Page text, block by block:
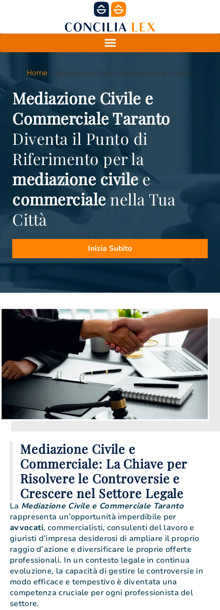
Home » Mediazione Civile e Commerciale Taranto
Mediazione Civile e
Commerciale Taranto
Diventa il Punto di
Riferimento per la
mediazione civilee
commercialenella Tua
Città
Inizia Subito
Mediazione Civile e
Commerciale: La Chiave per
Risolvere le Controversie e
Crescere nel Settore Legale
La Mediazione Civile e Commerciale Taranto
rappresenta un’opportunità imperdibile per
avvocati, commercialisti, consulenti del lavoro e
giuristi d’impresa desiderosi di ampliare il proprio
raggio d’azione e diversificare le proprie offerte
professionali. In un contesto legale in continua
evoluzione, la capacità di gestire le controversie in
modo efficace e tempestivo è diventata una
competenza cruciale per ogni professionista del
settore.